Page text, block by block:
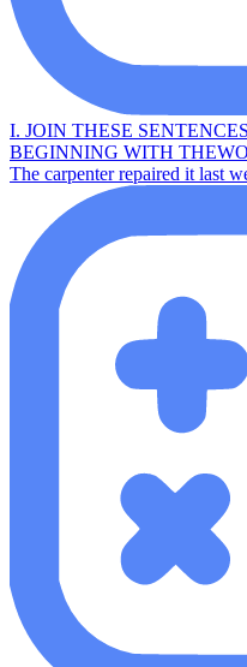
I. JOIN THESE
BEGINNING WITH
The carpenter repaired it last